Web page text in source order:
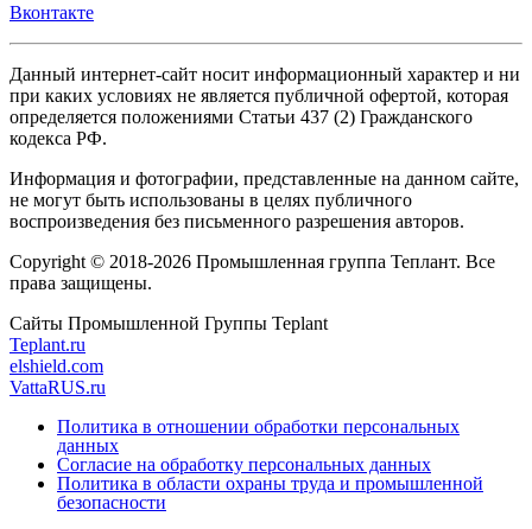
Вконтакте
Данный интернет-сайт носит информационный характер и ни
при каких условиях не является публичной офертой, которая
определяется положениями Статьи 437 (2) Гражданского
кодекса РФ.
Информация и фотографии, представленные на данном сайте,
не могут быть использованы в целях публичного
воспроизведения без письменного разрешения авторов.
Copyright © 2018-2026 Промышленная группа Теплант. Все
права защищены.
Сайты Промышленной Группы Teplant
Teplant.ru
elshield.com
VattaRUS.ru
Политика в отношении обработки персональных
данных
Согласие на обработку персональных данных
Политика в области охраны труда и промышленной
безопасности